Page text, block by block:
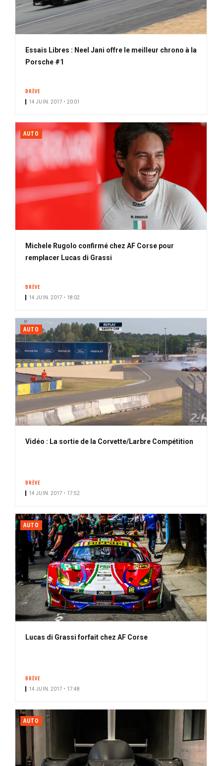
Essais Libres : Neel Jani offre le meilleur chrono à la
Porsche #1
BRÈVE
14 JUIN. 2017 • 20:01
AUTO
Michele Rugolo confirmé chez AF Corse pour
remplacer Lucas di Grassi
BRÈVE
14 JUIN. 2017 • 18:02
AUTO
Vidéo : La sortie de la Corvette/Larbre Compétition
BRÈVE
14 JUIN. 2017 • 17:52
AUTO
Lucas di Grassi forfait chez AF Corse
BRÈVE
14 JUIN. 2017 • 17:48
AUTO